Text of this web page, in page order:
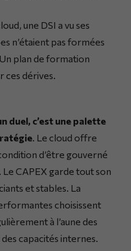
une DSI a vu ses
n’étaient pas formées
plan de formation
ces dérives.
duel, c’est une palette
. Le cloud offre
d’être gouverné
CAPEX garde tout son
et stables. La
choisissent
à l’aune des
capacités internes.